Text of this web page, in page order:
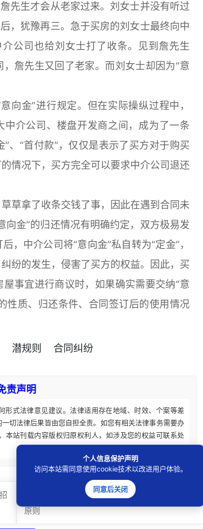
先生才会从老家过来。刘女士并没有听过
，犹豫再三。急于买房的刘女士最终向中
公司也给刘女士打了收条。见到詹先生
詹先生又回了老家。而刘女士却因为“意
金”进行规定。但在实际操纵过程中，
中介公司、楼盘开发商之间，成为了一条
”、“首付款”，仅仅是表示了买方对于购买
情况下，买方完全可以要求中介公司退还
拿了收条交钱了事，因此在遇到合同未
向金”的归还情况有明确约定，双方极易发
，中介公司将“意向金”私自转为“定金”，
纷的发生，侵害了买方的权益。因此，买
事宜进行商议时，如果确实需要交纳“意
性质、归还条件、合同签订后的使用情况
潜规则 合同纠纷
责声明
形式法律意见建议。法律适用存在地域、时效、个案等差
切法律后果皆由您自担全责。如您有相关法律事务需要办
本站刊载内容版权归原权利人，如涉及您的权益可联系处
二手房交易谨记买卖不破租赁法律
原则
个人信息保护声明
访问本站需同意使用cookie技术以改进用户体验。
同意后关闭